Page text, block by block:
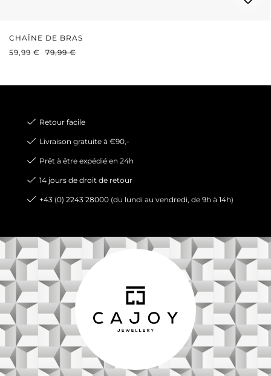
CHAÎNE DE BRAS
PRIX DE VENTE :
59,99 € PRIX RÉGULIER :
79,99 €
Retour facile
Livraison gratuite à €90,-
Prêt à être expédié en 24h
14 jours de droit de retour
+43 (0) 2243 28000 (du lundi au vendredi, de 9h à 14h)